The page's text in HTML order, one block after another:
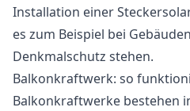
Installation einer
es zum Beispiel bei
Denkmalschutz stehen.
Balkonkraftwerk: so
Balkonkraftwerke bestehen